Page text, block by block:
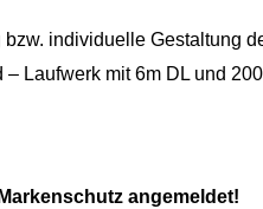
individuelle Gestaltung
Laufwerk mit 6m DL und
angemeldet!